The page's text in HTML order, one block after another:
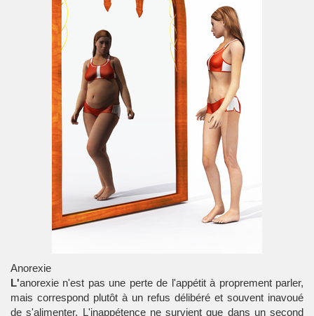
Anorexie
L'anorexie n'est pas une perte de l'appétit à proprement parler,
mais correspond plutôt à un refus délibéré et souvent inavoué
de s'alimenter. L'inappétence ne survient que dans un second